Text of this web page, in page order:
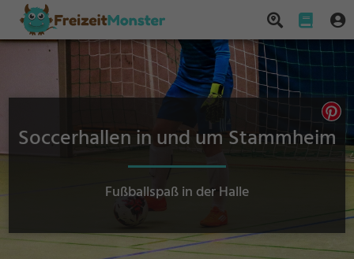
Soccerhallen in und um Stammheim
Fußballspaß in der Halle